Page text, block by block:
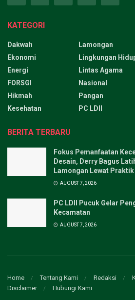
KATEGORI
Dakwah
Ekonomi
Energi
FORSGI
Hikmah
Kesehatan
Lamongan
Lingkungan
Lintas Agama
Nasional
Pangan
PC LDII
BERITA TERBARU
Fokus Pemanfaatan
Desain, Derry Bagus
Lamongan Lewat
AUGUST 7, 2026
PC LDII Pucuk Gelar
Kecamatan
AUGUST 7, 2026
Home Tentang Kami Redaksi
Disclaimer
Hubungi Kami